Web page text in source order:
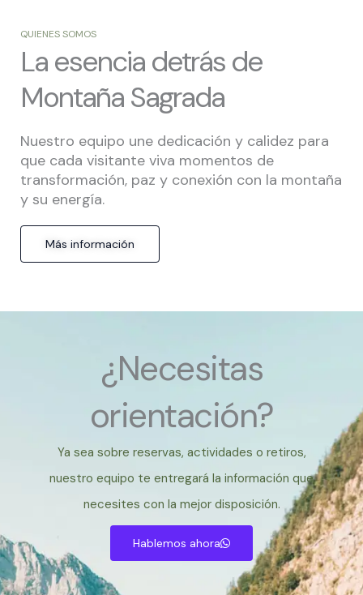
QUIENES SOMOS
La esencia detrás de
Montaña Sagrada
Nuestro equipo une dedicación y calidez para
que cada visitante viva momentos de
transformación, paz y conexión con la montaña
y su energía.
Más información
¿Necesitas
orientación?
Ya sea sobre reservas, actividades o retiros,
nuestro equipo te entregará la información que
necesites con la mejor disposición.
Hablemos ahora